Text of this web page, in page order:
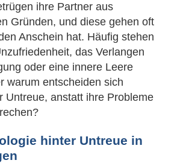
ihre Partner aus
Gründen, und diese gehen oft
Anschein hat. Häufig stehen
das Verlangen
oder eine innere Leere
warum entscheiden sich
Untreue, anstatt ihre Probleme
hinter Untreue in